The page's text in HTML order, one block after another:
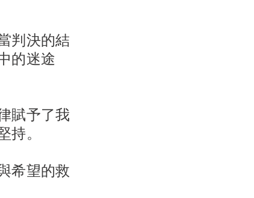
判決的結
的迷途
賦予了我
持。
希望的救